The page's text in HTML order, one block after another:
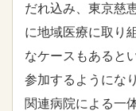
だれ込み、東京慈
に地域医療に取り
なケースもあると
参加するようにな
関連病院による一